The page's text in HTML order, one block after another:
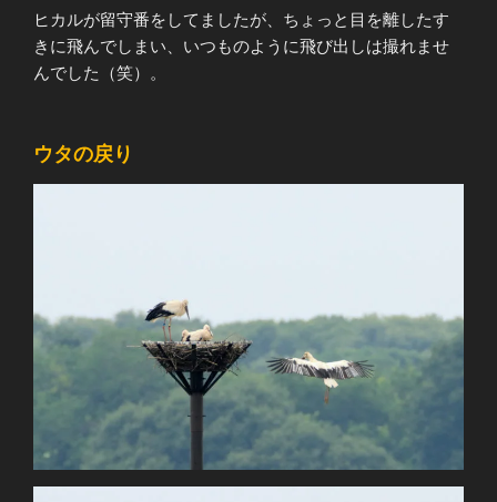
ヒカルが留守番をしてましたが、ちょっと目を離したす
きに飛んでしまい、いつものように飛び出しは撮れませ
んでした（笑）。
ウタの戻り